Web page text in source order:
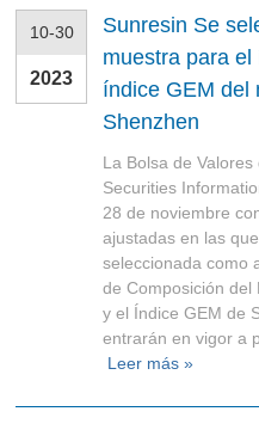
10-30
2023
Sunresin Se
muestra para el
índice GEM del
Shenzhen
La Bolsa de
Securities
28 de noviembre
ajustadas en las
seleccionada como
de Composición del
y el Índice GEM de
entrarán en vigor a
Leer más »